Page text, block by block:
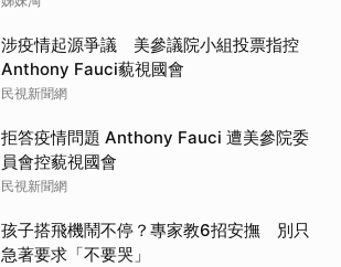
涉疫情起源爭議 美參議院小組投票指控
Anthony Fauci藐視國會
民視新聞網
拒答疫情問題 Anthony Fauci 遭美參院委
員會控藐視國會
民視新聞網
孩子搭飛機鬧不停？專家教6招安撫 別只
急著要求「不要哭」